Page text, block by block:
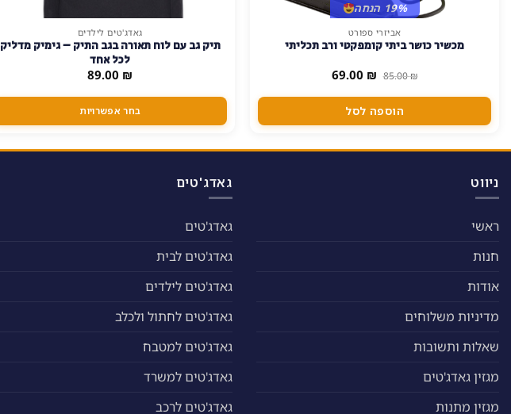
19% הנחה
אביזרי ספורט
מכשיר כושר ביתי קומפקטי ורב תכליתי
85.00₪ המחיר
היה:
85.00 ₪.
69.00 ₪ המחיר
הוא:
הוספה לסל
גאדג'טים לילדים
תיק גב עם לוח תאורה בגב התיק – גימיק מדליק
לכל אחד
89.00 ₪
בחר אפשרויות
זה
ניתן
האפשרויות
בעמוד
ניווט
ראשי
חנות
אודות
מדיניות משלוחים
שאלות ותשובות
מגזין גאדג'טים
מגזין מתנות
גאדג'טים
גאדג'טים
גאדג'טים לבית
גאדג'טים לילדים
גאדג'טים לחתול ולכלב
גאדג'טים למטבח
גאדג'טים למשרד
גאדג'טים לרכב